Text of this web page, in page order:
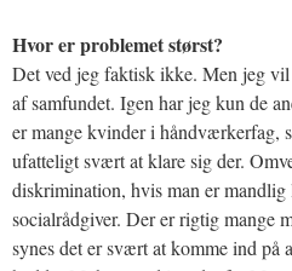
Hvor er problemet størst?
Det ved jeg faktisk ikke. Men jeg
af samfundet. Igen har jeg kun de
er mange kvinder i håndværkerfag,
ufatteligt svært at klare sig der.
diskrimination, hvis man er
socialrådgiver. Der er rigtig mange
synes det er svært at komme ind på